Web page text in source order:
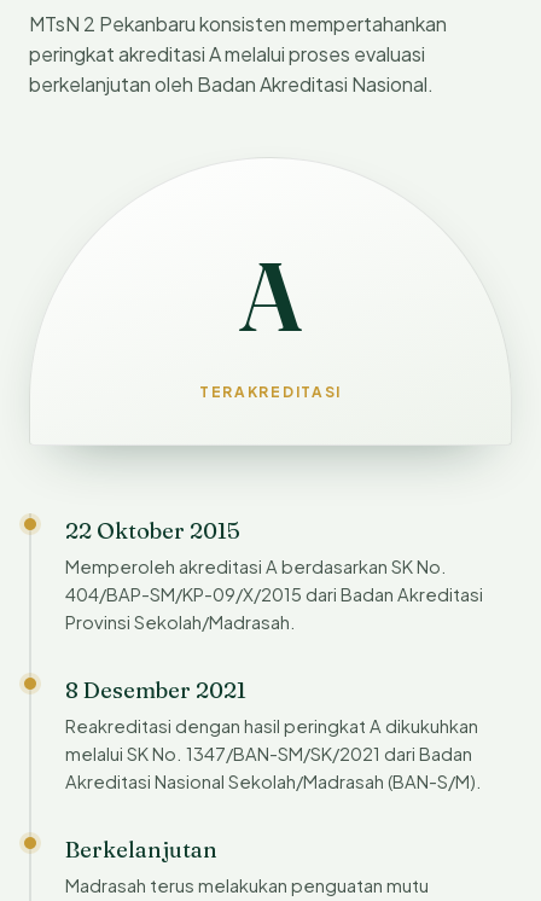
MTsN 2 Pekanbaru konsisten mempertahankan
peringkat akreditasi A melalui proses evaluasi
berkelanjutan oleh Badan Akreditasi Nasional.
A
TERAKREDITASI
22 Oktober 2015
Memperoleh akreditasi A berdasarkan SK No.
404/BAP-SM/KP-09/X/2015 dari Badan Akreditasi
Provinsi Sekolah/Madrasah.
8 Desember 2021
Reakreditasi dengan hasil peringkat A dikukuhkan
melalui SK No. 1347/BAN-SM/SK/2021 dari Badan
Akreditasi Nasional Sekolah/Madrasah (BAN-S/M).
Berkelanjutan
Madrasah terus melakukan penguatan mutu